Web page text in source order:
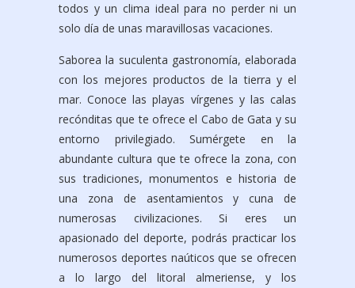
todos y un clima ideal para no perder ni un
solo día de unas maravillosas vacaciones.
Saborea la suculenta gastronomía, elaborada
con los mejores productos de la tierra y el
mar. Conoce las playas vírgenes y las calas
recónditas que te ofrece el Cabo de Gata y su
entorno privilegiado. Sumérgete en la
abundante cultura que te ofrece la zona, con
sus tradiciones, monumentos e historia de
una zona de asentamientos y cuna de
numerosas civilizaciones. Si eres un
apasionado del deporte, podrás practicar los
numerosos deportes naúticos que se ofrecen
a lo largo del litoral almeriense, y los